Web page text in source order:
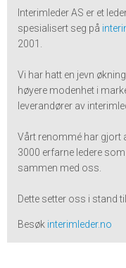
Interimleder AS er et
spesialisert seg på
2001.
Vi har hatt en jevn
høyere modenhet i
leverandører av
Vårt renommé har gjort
3000 erfarne ledere
sammen med oss.
Dette setter oss i stand
Besøk interimleder.no